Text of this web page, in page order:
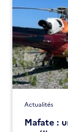
Actualités
Mafate :